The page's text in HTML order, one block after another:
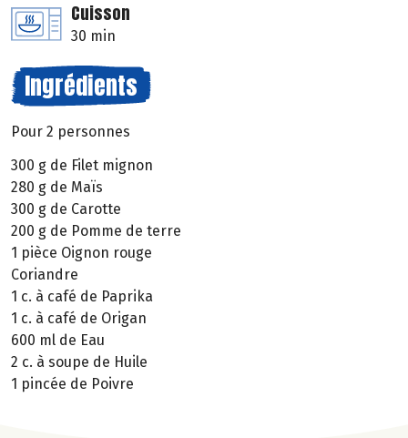
Cuisson
30 min
Ingrédients
Pour 2 personnes
300 g de Filet mignon
280 g de Maïs
300 g de Carotte
200 g de Pomme de terre
1 pièce Oignon rouge
Coriandre
1 c. à café de Paprika
1 c. à café de Origan
600 ml de Eau
2 c. à soupe de Huile
1 pincée de Poivre